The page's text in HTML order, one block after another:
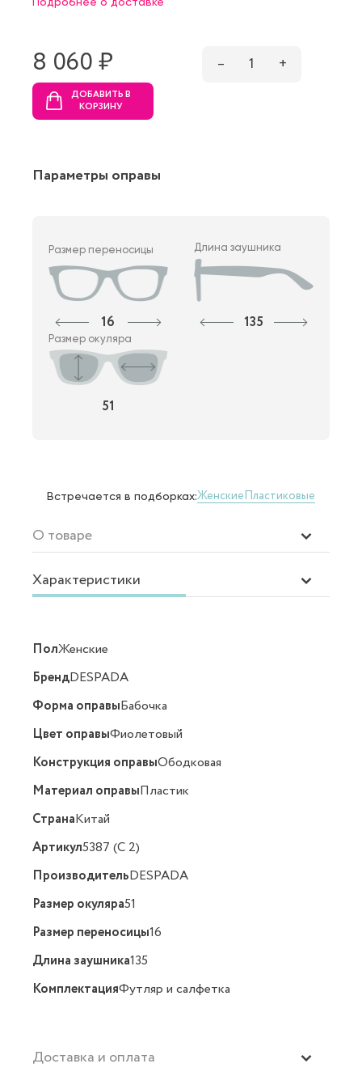
8 060 ₷ – 1 +
ДОБАВИТЬ В
КОРЗИНУ
Параметры оправы
Размер переносицы
16
Длина заушника
135
Размер окуляра
51
Встречается в подборках:ЖенскиеПластиковые
О товаре
Характеристики
ПолЖенские
БрендDESPADA
Форма оправыБабочка
Цвет оправыФиолетовый
Конструкция оправыОбодковая
Материал оправыПластик
СтранаКитай
Артикул5387 (C 2)
ПроизводительDESPADA
Размер окуляра51
Размер переносицы16
Длина заушника135
КомплектацияФутляр и салфетка
Доставка и оплата